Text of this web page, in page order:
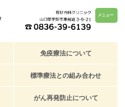
メニュー
免疫療法について
標準療法との組み合わせ
がん再発防止について